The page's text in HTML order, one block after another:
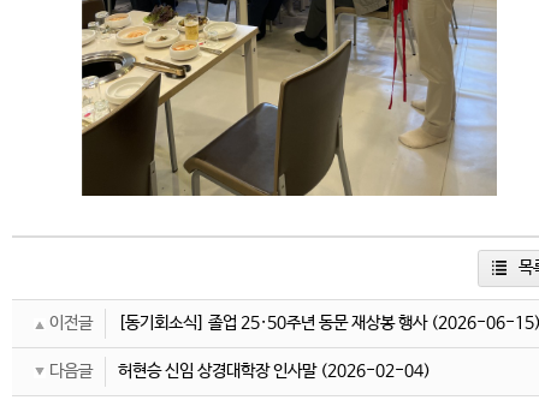
목
이전글 [동기회소식] 졸업 25·50주년 동문 재상봉 행사(2026-06-
다음글 허현승 신임 상경대학장 인사말(2026-02-04)